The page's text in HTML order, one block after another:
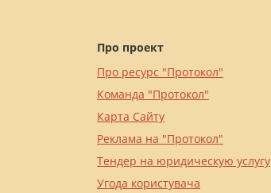
Про проект
Про ресурс "Протокол"
Команда "Протокол"
Карта Сайту
Реклама на "Протокол"
Тендер на юридическую услугу
Угода користувача